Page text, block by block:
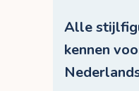
Alle
kennen